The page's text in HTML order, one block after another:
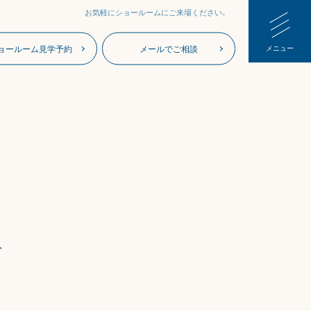
ールーム見学予約 メールでご相談 メニュー
お気軽にショールームにご来場ください。